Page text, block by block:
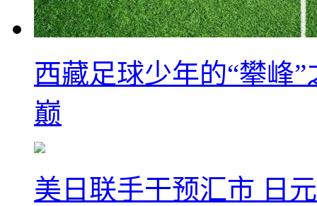
西藏足球少年的“攀峰
巅
美日联手干预汇市 日